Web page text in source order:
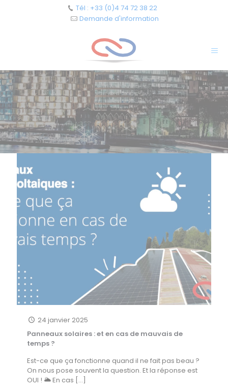
Tél : +33 (0)4 74 72 38 22
Demande d'information
24 janvier 2025
Panneaux solaires : et en cas de mauvais de
temps ?
Est-ce que ça fonctionne quand il ne fait pas beau ?
On nous pose souvent la question. Et la réponse est
OUI ! 🌥 En cas […]
Cookies management panel